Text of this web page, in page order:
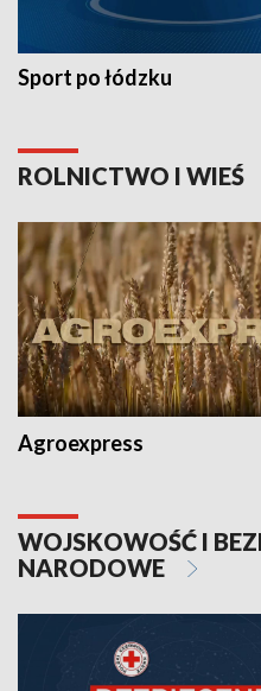
Sport po łódzku
ROLNICTWO I WIEŚ
Agroexpress
WOJSKOWOŚĆ I
NARODOWE